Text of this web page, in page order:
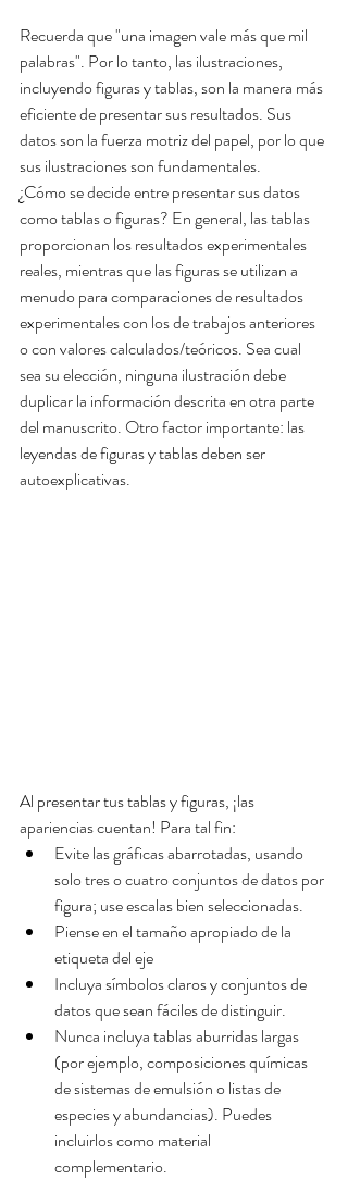
Recuerda que "una imagen vale más que mil
palabras". Por lo tanto, las ilustraciones,
incluyendo figuras y tablas, son la manera más
eficiente de presentar sus resultados. Sus
datos son la fuerza motriz del papel, por lo que
sus ilustraciones son fundamentales.
¿Cómo se decide entre presentar sus datos
como tablas o figuras? En general, las tablas
proporcionan los resultados experimentales
reales, mientras que las figuras se utilizan a
menudo para comparaciones de resultados
experimentales con los de trabajos anteriores
o con valores calculados/teóricos. Sea cual
sea su elección, ninguna ilustración debe
duplicar la información descrita en otra parte
del manuscrito. Otro factor importante: las
leyendas de figuras y tablas deben ser
autoexplicativas.
Al presentar tus tablas y figuras, ¡las
apariencias cuentan! Para tal fin:
Evite las gráficas abarrotadas, usando
solo tres o cuatro conjuntos de datos por
figura; use escalas bien seleccionadas.
Piense en el tamaño apropiado de la
etiqueta del eje
Incluya símbolos claros y conjuntos de
datos que sean fáciles de distinguir.
Nunca incluya tablas aburridas largas
(por ejemplo, composiciones químicas
de sistemas de emulsión o listas de
especies y abundancias). Puedes
incluirlos como material
complementario.